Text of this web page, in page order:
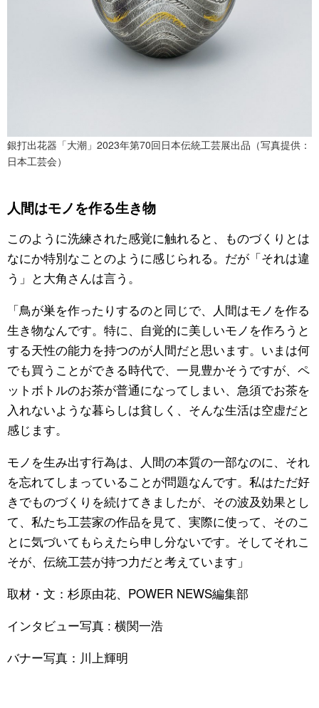
銀打出花器「大潮」2023年第70回日本伝統工芸展出品（写真提供：
日本工芸会）
人間はモノを作る生き物
このように洗練された感覚に触れると、ものづくりとは
なにか特別なことのように感じられる。だが「それは違
う」と大角さんは言う。
「鳥が巣を作ったりするのと同じで、人間はモノを作る
生き物なんです。特に、自覚的に美しいモノを作ろうと
する天性の能力を持つのが人間だと思います。いまは何
でも買うことができる時代で、一見豊かそうですが、ペ
ットボトルのお茶が普通になってしまい、急須でお茶を
入れないような暮らしは貧しく、そんな生活は空虚だと
感じます。
モノを生み出す行為は、人間の本質の一部なのに、それ
を忘れてしまっていることが問題なんです。私はただ好
きでものづくりを続けてきましたが、その波及効果とし
て、私たち工芸家の作品を見て、実際に使って、そのこ
とに気づいてもらえたら申し分ないです。そしてそれこ
そが、伝統工芸が持つ力だと考えています」
取材・文：杉原由花、POWER NEWS編集部
インタビュー写真 : 横関一浩
バナー写真：川上輝明